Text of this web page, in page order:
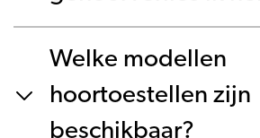
Welke modellen
hoortoestellen zijn
beschikbaar?